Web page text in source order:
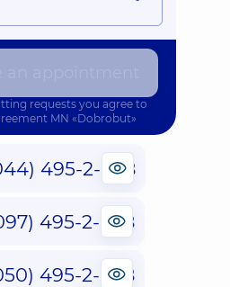
requests you agree to
MN «Dobrobut»
495-2-888
495-2-888
495-2-888